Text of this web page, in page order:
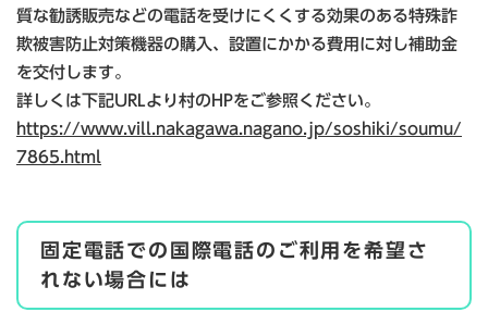
質な勧誘販売などの電話を受けにくくする効果のある特殊詐
欺被害防止対策機器の購入、設置にかかる費用に対し補助金
を交付します。
詳しくは下記URLより村のHPをご参照ください。
https://www.vill.nakagawa.nagano.jp/soshiki/soumu/
7865.html
固定電話での国際電話のご利用を希望さ
れない場合には